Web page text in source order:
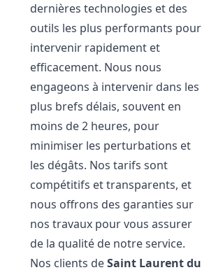
dernières technologies et des
outils les plus performants pour
intervenir rapidement et
efficacement. Nous nous
engageons à intervenir dans les
plus brefs délais, souvent en
moins de 2 heures, pour
minimiser les perturbations et
les dégâts. Nos tarifs sont
compétitifs et transparents, et
nous offrons des garanties sur
nos travaux pour vous assurer
de la qualité de notre service.
Nos clients deSaint Laurent du